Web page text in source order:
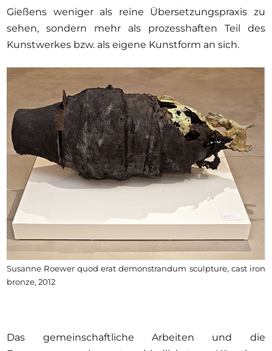
Gießens weniger als reine Übersetzungspraxis zu
sehen, sondern mehr als prozesshaften Teil des
Kunstwerkes bzw. als eigene Kunstform an sich.
Susanne Roewer quod erat demonstrandum sculpture, cast iron
bronze, 2012
Das gemeinschaftliche Arbeiten und die